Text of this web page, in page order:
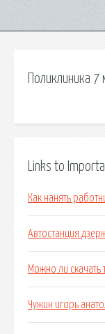
Поликлиника
Links to
Как нанять
Автостанция
Можно ли скачать
Чужин игорь